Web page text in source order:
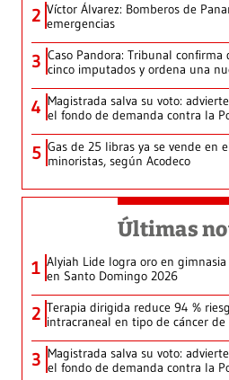
2 Víctor Álvarez: Bomberos de
emergencias
3 Caso Pandora: Tribunal
cinco imputados y ordena una
4 Magistrada salva su voto:
el fondo de demanda contra la
5 Gas de 25 libras ya se vende en
minoristas, según Acodeco
Últimas
1 Alyiah Lide logra oro en
en Santo Domingo 2026
2 Terapia dirigida reduce 94 %
intracraneal en tipo de cáncer
3 Magistrada salva su voto:
el fondo de demanda contra la